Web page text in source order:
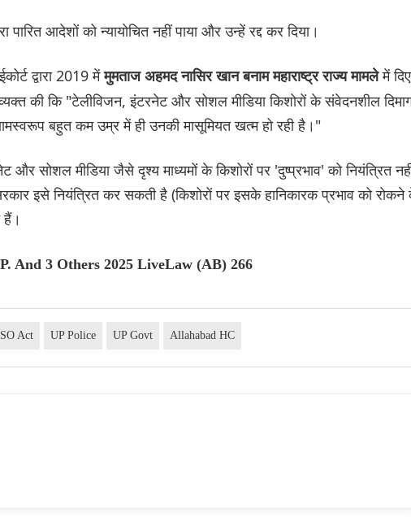
पारित आदेशों को न्यायोचित नहीं पाया और उन्हें रद्द कर दिया।
द्वारा 2019 मेंमुमताज अहमद नासिर खान बनाम महाराष्ट्र राज्य मामलेमें दिए
की कि "टेलीविजन, इंटरनेट और सोशल मीडिया किशोरों के संवेदनशील
बहुत कम उम्र में ही उनकी मासूमियत खत्म हो रही है।"
सोशल मीडिया जैसे दृश्य माध्यमों के किशोरों पर 'दुष्प्रभाव' को नियंत्रित
इसे नियंत्रित कर सकती है (किशोरों पर इसके हानिकारक प्रभाव को
हैं।
And 3 Others 2025 LiveLaw (AB) 266
Act UP Police UP Govt Allahabad HC